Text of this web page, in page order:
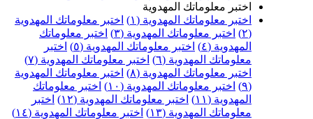
معلوماتك المهدوية
معلوماتك المهدوية (١)
اختبر معلوماتك المهدوية
اختبر معلوماتك المهدوية (٣)
اختبر معلوماتك
اختبر معلوماتك المهدوية (٥)
اختبر
المهدوية (٦)
اختبر معلوماتك المهدوية (٧)
معلوماتك المهدوية (٨)
اختبر معلوماتك المهدوية
اختبر معلوماتك المهدوية (١٠)
اختبر معلوماتك
اختبر معلوماتك المهدوية (١٢)
اختبر
المهدوية (١٣)
اختبر معلوماتك المهدوية (١٤)